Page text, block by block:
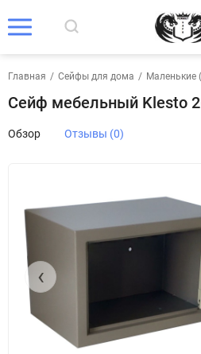
Главная / Сейфы для дома / Маленькие
Сейф мебельный Klesto
Обзор Отзывы (0)
‹